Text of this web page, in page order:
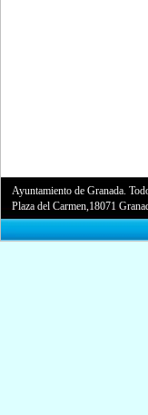
Ayuntamiento de Granada.
Plaza del Carmen,18071